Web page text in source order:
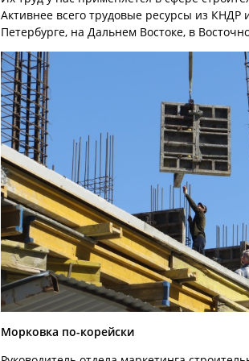
Активнее всего трудовые ресурсы из КНДР
Петербурге, на Дальнем Востоке, в
Морковка по-корейски